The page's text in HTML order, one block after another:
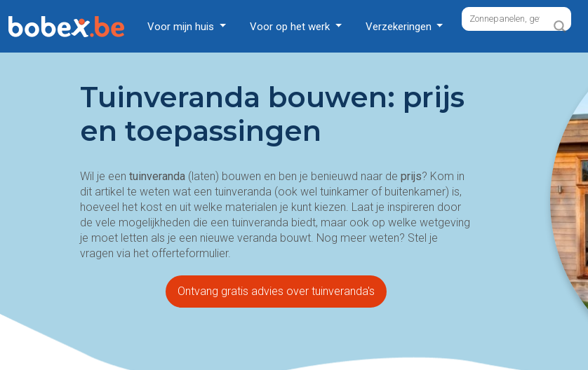
Voor mijn huis Voor op het werk Verzekeringen
Tuinveranda bouwen: prijs
en toepassingen
Wil je een tuinveranda (laten) bouwen en ben je benieuwd naar de prijs? Kom in
dit artikel te weten wat een tuinveranda (ook wel tuinkamer of buitenkamer) is,
hoeveel het kost en uit welke materialen je kunt kiezen. Laat je inspireren door
de vele mogelijkheden die een tuinveranda biedt, maar ook op welke wetgeving
je moet letten als je een nieuwe veranda bouwt. Nog meer weten? Stel je
vragen via het offerteformulier.
Ontvang gratis advies over tuinveranda's